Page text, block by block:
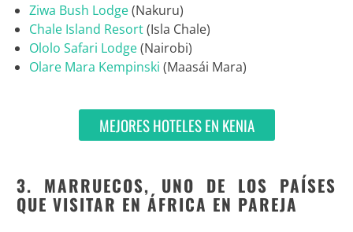
Ziwa Bush Lodge(Nakuru)
Chale Island Resort(Isla Chale)
Ololo Safari Lodge(Nairobi)
Olare Mara Kempinski (Maasái Mara)
MEJORES HOTELES EN KENIA
3. MARRUECOS, UNO DE LOS PAÍSES
QUE VISITAR EN ÁFRICA EN PAREJA